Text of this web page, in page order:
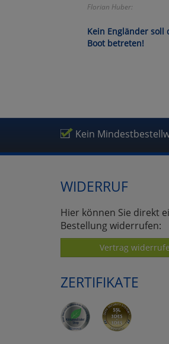
Florian Huber:
Kein Engländer soll
Boot betreten!
Kein
WIDERRUF
Hier können Sie direkt
Bestellung widerrufen:
Vertrag
ZERTIFIKATE